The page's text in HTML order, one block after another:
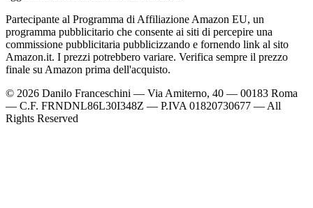
Partecipante al Programma di Affiliazione Amazon EU, un
programma pubblicitario che consente ai siti di percepire una
commissione pubblicitaria pubblicizzando e fornendo link al sito
Amazon.it. I prezzi potrebbero variare. Verifica sempre il prezzo
finale su Amazon prima dell'acquisto.
© 2026 Danilo Franceschini — Via Amiterno, 40 — 00183 Roma
— C.F. FRNDNL86L30I348Z — P.IVA 01820730677 — All
Rights Reserved